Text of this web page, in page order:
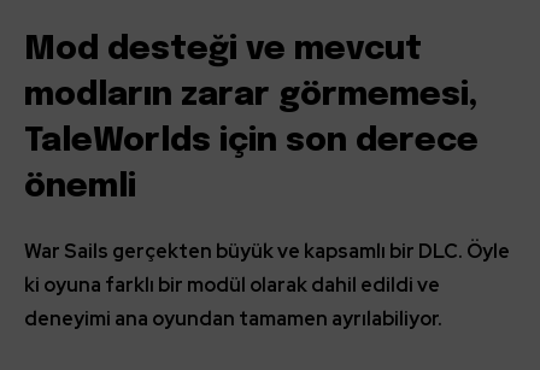
Mod desteği ve mevcut
modların zarar görmemesi,
TaleWorlds için son derece
önemli
War Sails gerçekten büyük ve kapsamlı bir DLC. Öyle
ki oyuna farklı bir modül olarak dahil edildi ve
deneyimi ana oyundan tamamen ayrılabiliyor.